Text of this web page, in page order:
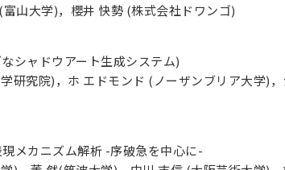
山大学)，櫻井 快勢 (株式会社ドワンゴ)
シャドウアート生成システム)
研究院)，ホ エドモンド (ノーザンブリア大学)
メカニズム解析 -序破急を中心に-